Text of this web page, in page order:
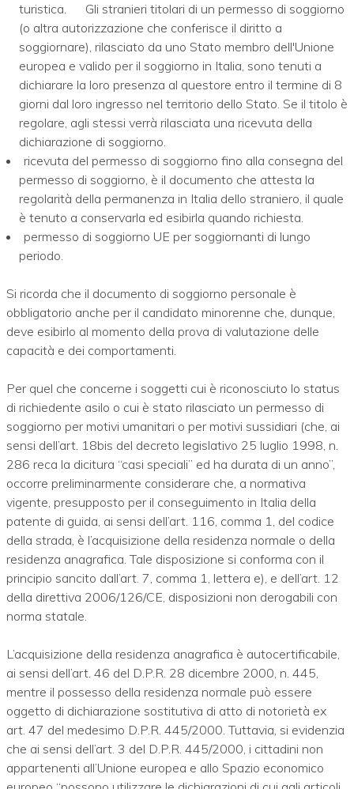
turistica. Gli stranieri titolari di un permesso di soggiorno
(o altra autorizzazione che conferisce il diritto a
soggiornare), rilasciato da uno Stato membro dell'Unione
europea e valido per il soggiorno in Italia, sono tenuti a
dichiarare la loro presenza al questore entro il termine di 8
giorni dal loro ingresso nel territorio dello Stato. Se il titolo è
regolare, agli stessi verrà rilasciata una ricevuta della
dichiarazione di soggiorno.
ricevuta del permesso di soggiorno fino alla consegna del
permesso di soggiorno, è il documento che attesta la
regolarità della permanenza in Italia dello straniero, il quale
è tenuto a conservarla ed esibirla quando richiesta.
permesso di soggiorno UE per soggiornanti di lungo
periodo.
Si ricorda che il documento di soggiorno personale è
obbligatorio anche per il candidato minorenne che, dunque,
deve esibirlo al momento della prova di valutazione delle
capacità e dei comportamenti.
Per quel che concerne i soggetti cui è riconosciuto lo status
di richiedente asilo o cui è stato rilasciato un permesso di
soggiorno per motivi umanitari o per motivi sussidiari (che, ai
sensi dell’art. 18bis del decreto legislativo 25 luglio 1998, n.
286 reca la dicitura “casi speciali” ed ha durata di un anno”,
occorre preliminarmente considerare che, a normativa
vigente, presupposto per il conseguimento in Italia della
patente di guida, ai sensi dell’art. 116, comma 1, del codice
della strada, è l’acquisizione della residenza normale o della
residenza anagrafica. Tale disposizione si conforma con il
principio sancito dall’art. 7, comma 1, lettera e), e dell’art. 12
della direttiva 2006/126/CE, disposizioni non derogabili con
norma statale.
L’acquisizione della residenza anagrafica è autocertificabile,
ai sensi dell’art. 46 del D.P.R. 28 dicembre 2000, n. 445,
mentre il possesso della residenza normale può essere
oggetto di dichiarazione sostitutiva di atto di notorietà ex
art. 47 del medesimo D.P.R. 445/2000. Tuttavia, si evidenzia
che ai sensi dell’art. 3 del D.P.R. 445/2000, i cittadini non
appartenenti all’Unione europea e allo Spazio economico